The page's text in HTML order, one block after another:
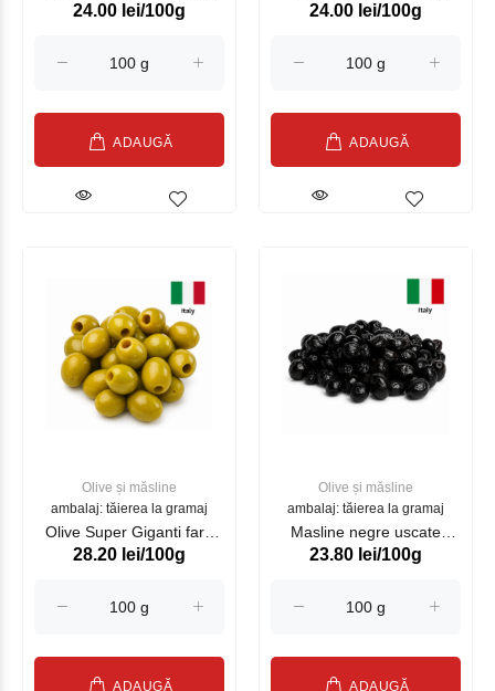
Aceituneros, kg
24.00 lei/100g
ADAUGĂ
Nostrum Maestro
24.00 lei/100g
ADAUGĂ
Olive și măsline
ambalaj: tăierea la gramaj
Olive Super Giganti fara
simburi SATOS kg
28.20 lei/100g
ADAUGĂ
Olive și măsline
ambalaj: tăierea la gramaj
Masline negre uscate
SATOS kg
23.80 lei/100g
ADAUGĂ